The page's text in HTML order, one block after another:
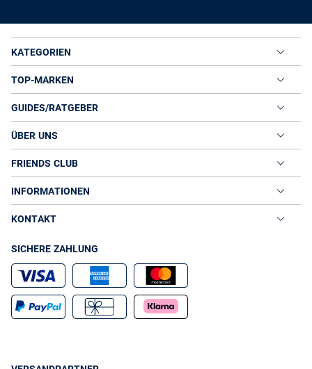
KATEGORIEN
TOP-MARKEN
GUIDES/RATGEBER
ÜBER UNS
FRIENDS CLUB
INFORMATIONEN
KONTAKT
SICHERE ZAHLUNG